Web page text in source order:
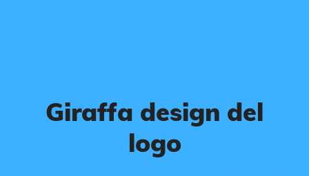
Giraffa design del
logo